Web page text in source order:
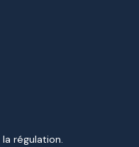
régulation.